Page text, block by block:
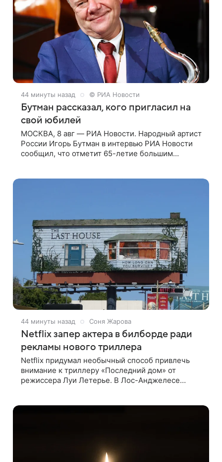
44 минуты назад © РИА Новости
Бутман рассказал, кого пригласил на
свой юбилей
МОСКВА, 8 авг — РИА Новости. Народный артист
России Игорь Бутман в интервью РИА Новости
сообщил, что отметит 65-летие большим
44 минуты назад Соня Жарова
Netflix запер актера в билборде ради
рекламы нового триллера
Netflix придумал необычный способ привлечь
внимание к триллеру «Последний дом» от
режиссера Луи Летерье. В Лос-Анджелесе